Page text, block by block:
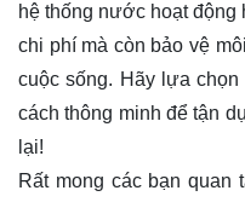
hệ thống nước hoạt động
chi phí mà còn bảo vệ
cuộc sống. Hãy lựa
cách thông minh để tận
lại!
Rất mong các bạn quan